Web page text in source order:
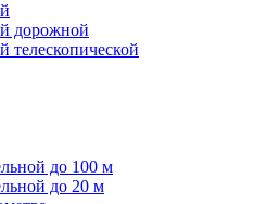
дорожной
телескопической
до 100 м
до 20 м